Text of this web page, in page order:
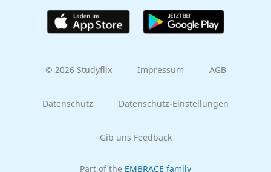
© 2026 Studyflix Impressum AGB
Datenschutz Datenschutz-Einstellungen
Gib uns Feedback
Part of the EMBRACE family